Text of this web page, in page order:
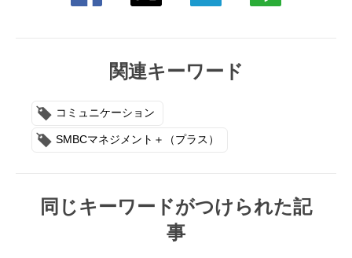
関連キーワード
コミュニケーション
SMBCマネジメント＋（プラス）
同じキーワードがつけられた記
事